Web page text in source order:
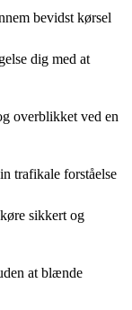
bevidst kørsel
dig med at
overblikket ved en
trafikale forståelse
sikkert og
at blænde